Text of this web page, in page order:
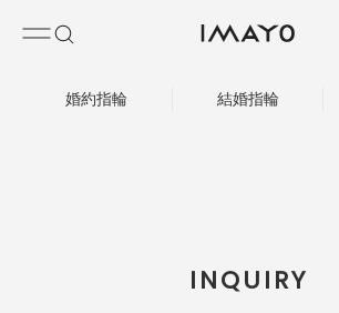
婚約指輪 結婚指輪
INQUIRY